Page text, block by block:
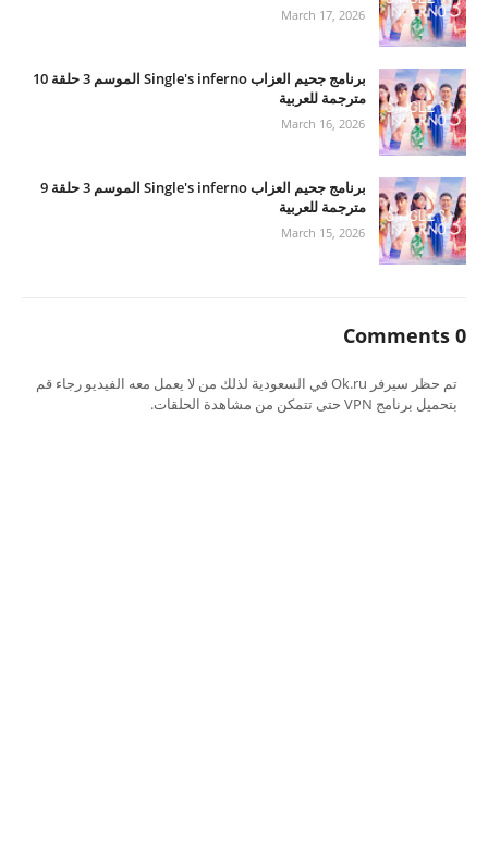
March 17, 2026
برنامج جحيم العزاب Single's inferno الموسم 3 حلقة 10
مترجمة للعربية
March 16, 2026
برنامج جحيم العزاب Single's inferno الموسم 3 حلقة 9
مترجمة للعربية
March 15, 2026
0 Comments
تم حظر سيرفر Ok.ru في السعودية لذلك من لا يعمل معه الفيديو رجاء قم
بتحميل برنامج VPN حتى تتمكن من مشاهدة الحلقات.